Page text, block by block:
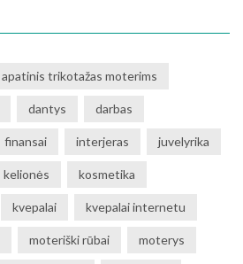
apatinis trikotažas moterims
dantys darbas
finansai interjeras juvelyrika
kelionės kosmetika
kvepalai kvepalai internetu
moteriški rūbai moterys